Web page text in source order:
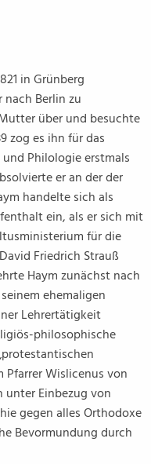
in Grünberg
nach Berlin zu
über und besuchte
zog es ihn für das
Philologie erstmals
er an der der
handelte sich als
ein, als er sich mit
für die
Friedrich Strauß
Haym zunächst nach
ehemaligen
Lehrertätigkeit
philosophische
Pfarrer Wislicenus von
unter Einbezug von
gegen alles Orthodoxe
Bevormundung durch